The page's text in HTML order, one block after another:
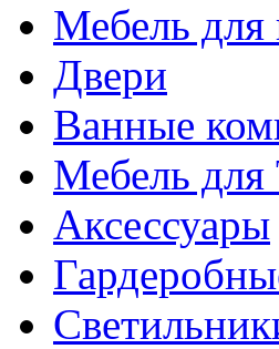
Мебель для
Двери
Ванные
Мебель
Аксессуары